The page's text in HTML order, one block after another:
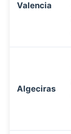
Valencia
Algeciras